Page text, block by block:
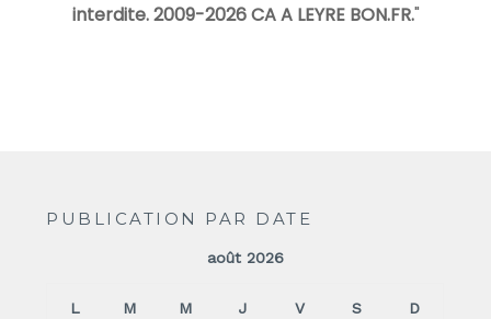
interdite. 2009-2026 CA A LEYRE BON.FR."
PUBLICATION PAR DATE
août 2026
L M M J V S D